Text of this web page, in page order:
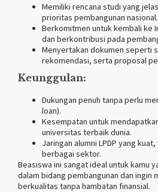
Memiliki rencana studi yang
prioritas pembangunan nasional.
Berkomitmen untuk kembali ke
dan berkontribusi pada
Menyertakan dokumen seperti
rekomendasi, serta proposal
Keunggulan:
Dukungan penuh tanpa perlu
loan).
Kesempatan untuk
universitas terbaik dunia.
Jaringan alumni LPDP yang
berbagai sektor.
Beasiswa ini sangat ideal untuk kamu
dalam bidang pembangunan dan ingin
berkualitas tanpa hambatan finansial.